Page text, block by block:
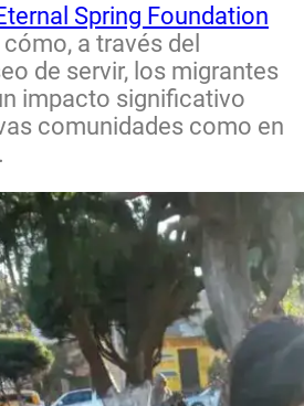
Spring Foundation
a través del
de servir, los migrantes
impacto significativo
comunidades como en